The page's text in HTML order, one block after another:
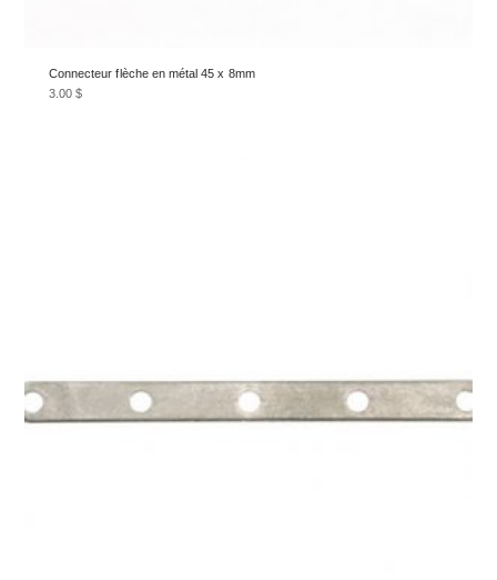
Connecteur flèche en métal 45 x 8mm
3.00$